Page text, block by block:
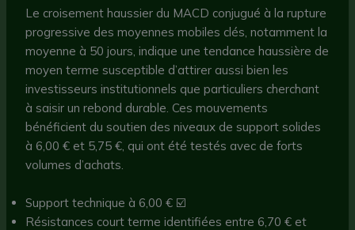
Le croisement haussier du MACD conjugué à la rupture
progressive des moyennes mobiles clés, notamment la
moyenne à 50 jours, indique une tendance haussière de
moyen terme susceptible d’attirer aussi bien les
investisseurs institutionnels que particuliers cherchant
à saisir un rebond durable. Ces mouvements
bénéficient du soutien des niveaux de support solides
à 6,00 € et 5,75 €, qui ont été testés avec de forts
volumes d’achats.
Support technique à 6,00 € ☑️
Résistances court terme identifiées entre 6,70 € et